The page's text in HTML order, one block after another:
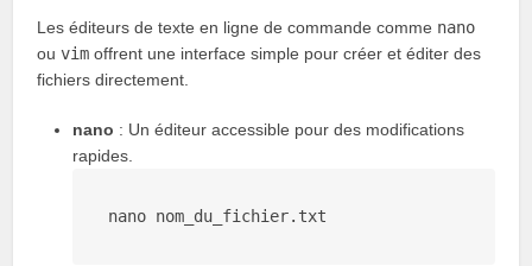
Les éditeurs de texte en ligne de commande comme nano
ouvim offrent une interface simple pour créer et éditer des
fichiers directement.
nano : Un éditeur accessible pour des modifications
rapides.
nano nom_du_fichier.txt